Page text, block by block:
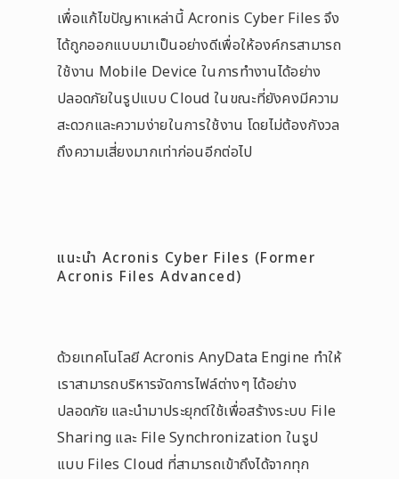
เพื่อแก้ไขปัญหาเหล่านี้ Acronis Cyber Files จึง
ได้ถูกออกแบบมาเป็นอย่างดีเพื่อให้องค์กรสามารถ
ใช้งาน Mobile Device ในการทำงานได้อย่าง
ปลอดภัยในรูปแบบ Cloud ในขณะที่ยังคงมีความ
สะดวกและความง่ายในการใช้งาน โดยไม่ต้องกังวล
ถึงความเสี่ยงมากเท่าก่อนอีกต่อไป
แนะนำ Acronis Cyber Files (Former
Acronis Files Advanced)
ด้วยเทคโนโลยี Acronis AnyData Engine ทำให้
เราสามารถบริหารจัดการไฟล์ต่างๆ ได้อย่าง
ปลอดภัย และนำมาประยุกต์ใช้เพื่อสร้างระบบ File
Sharing และ File Synchronization ในรูป
แบบ Files Cloud ที่สามารถเข้าถึงได้จากทุก